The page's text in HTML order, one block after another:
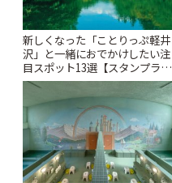
新しくなった「ことりっぷ軽井
沢」と一緒におでかけしたい注
目スポット13選【スタンプラリ
ー開催中】 | ことりっぷ